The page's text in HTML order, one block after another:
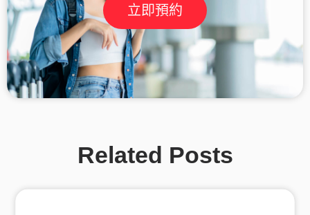
立即預約
Related Posts